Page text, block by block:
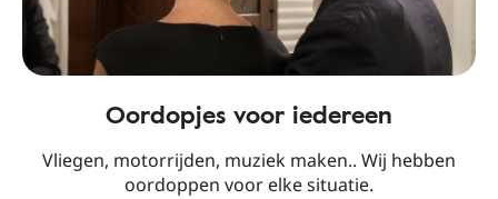
Oordopjes voor iedereen
Vliegen, motorrijden, muziek maken.. Wij hebben
oordoppen voor elke situatie.